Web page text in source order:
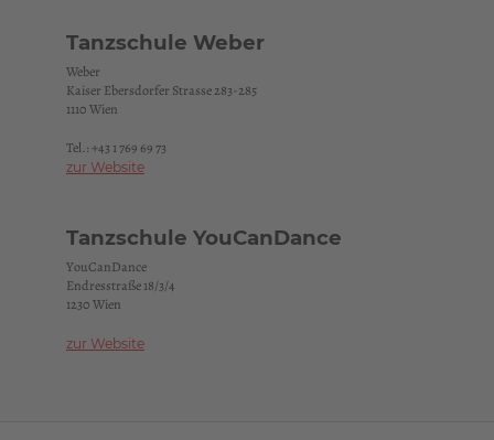
Tanzschule Weber
Weber
Kaiser Ebersdorfer Strasse 283-285
1110 Wien
Tel.:+43 1 769 69 73
zur Website
Tanzschule YouCanDance
YouCanDance
Endresstraße 18/3/4
1230 Wien
zur Website